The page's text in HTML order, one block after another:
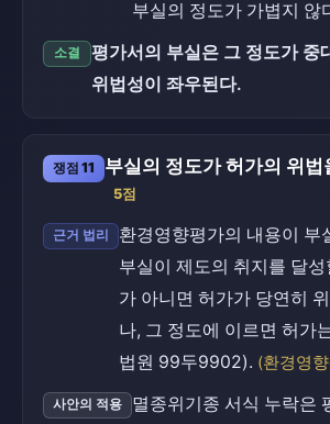
부실의 정도가 가볍지 않
소결
평가서의 부실은 그 정도가 중
위법성이 좌우된다.
쟁점 11 부실의 정도가 허가의 위법
5점
근거 법리
환경영향평가의 내용이 부
부실이 제도의 취지를 달
가 아니면 허가가 당연히
나, 그 정도에 이르면 허가
법원 99두9902). (환경영
사안의 적용
멸종위기종 서식 누락은